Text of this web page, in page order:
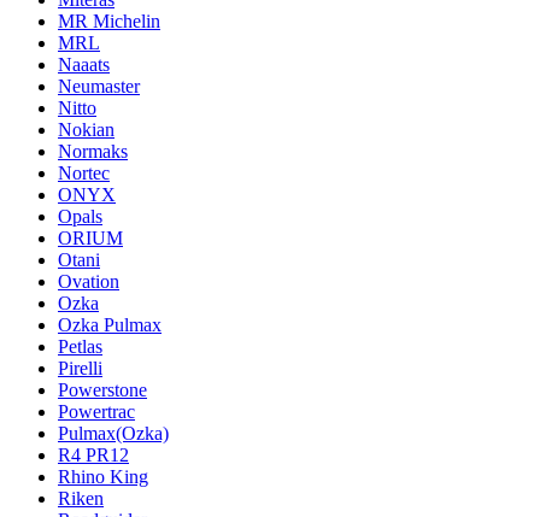
MR Michelin
MRL
Naaats
Neumaster
Nitto
Nokian
Normaks
Nortec
ONYX
Opals
ORIUM
Otani
Ovation
Ozka
Ozka Pulmax
Petlas
Pirelli
Powerstone
Powertrac
Pulmax(Ozka)
R4 PR12
Rhino King
Riken